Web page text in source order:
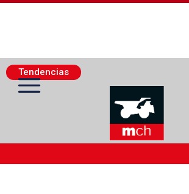
Tendencias
Actualidad Minera